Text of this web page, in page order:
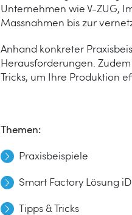
Unternehmen wie V-ZUG,
Massnahmen bis zur
Anhand konkreter
Herausforderungen.
Tricks, um Ihre Produktion
Themen:
Praxisbeispiele
Smart Factory Lösung
Tipps & Tricks